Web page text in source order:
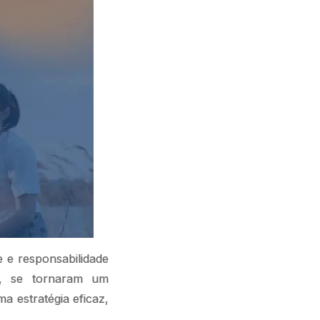
responsabilidade
se tornaram um
estratégia eficaz,